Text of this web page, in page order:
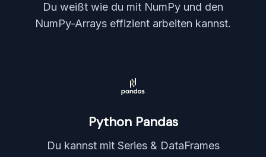
Du weißt wie du mit NumPy und den
NumPy-Arrays effizient arbeiten kannst.
Python Pandas
Du kannst mit Series & DataFrames